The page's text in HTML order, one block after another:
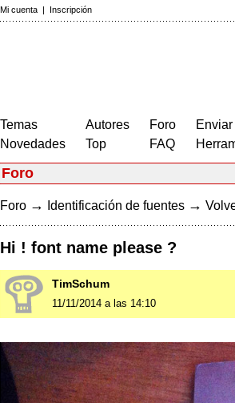
Mi cuenta | Inscripción
Temas
Novedades
Autores
Top
Foro
FAQ
Foro
Foro → Identificación de fuentes →
Hi ! font name please ?
TimSchum
11/11/2014 a las 14:10